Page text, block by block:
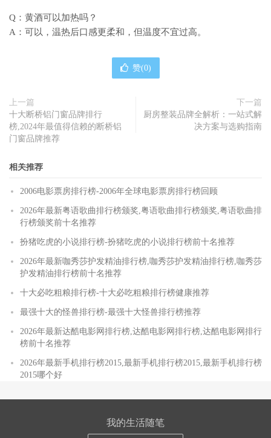
Q：黄酒可以加热吗？
A：可以，温热后口感更柔和，但温度不宜过高。
赞(0)
上一篇
十大断桥铝门窗品牌排行
榜,2024年最值得信赖的断桥铝
门窗品牌推荐
下一篇
厨房整装品牌全解析：一站式解
决方案与选购指南
相关推荐
2006电影票房排行榜-2006年全球电影票房排行榜回顾
2026年最新粤语歌曲排行榜颁奖,粤语歌曲排行榜颁奖,粤语歌曲排
行榜颁奖前十名推荐
扮猪吃虎的小说排行榜-扮猪吃虎的小说排行榜前十名推荐
2026年最新咖秀莎护发精油排行榜,咖秀莎护发精油排行榜,咖秀莎
护发精油排行榜前十名推荐
十大必吃粗粮排行榜-十大必吃粗粮排行榜健康推荐
最强十大的怪兽排行榜-最强十大怪兽排行榜推荐
2026年最新达酷电影网排行榜,达酷电影网排行榜,达酷电影网排行
榜前十名推荐
2026年最新手机排行榜2015,最新手机排行榜2015,最新手机排行榜
2015哪个好
我的生活随笔